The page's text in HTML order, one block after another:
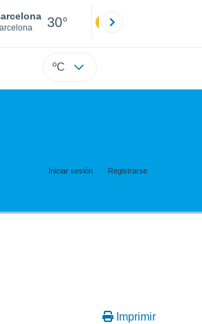
30°
ºC
Iniciar sesión Registrarse
Imprimir